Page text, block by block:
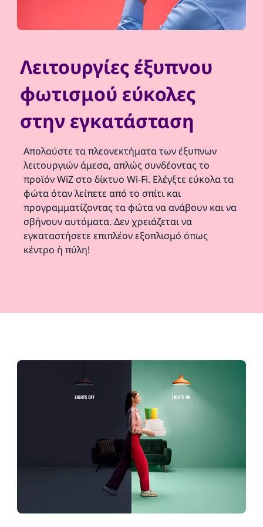
Λειτουργίες έξυπνου
φωτισμού εύκολες
στην εγκατάσταση
Απολαύστε τα πλεονεκτήματα των έξυπνων
λειτουργιών άμεσα, απλώς συνδέοντας το
προϊόν WiZ στο δίκτυο Wi-Fi. Ελέγξτε εύκολα τα
φώτα όταν λείπετε από το σπίτι και
προγραμματίζοντας τα φώτα να ανάβουν και να
σβήνουν αυτόματα. Δεν χρειάζεται να
εγκαταστήσετε επιπλέον εξοπλισμό όπως
κέντρο ή πύλη!